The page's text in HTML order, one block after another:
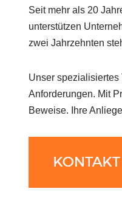
Seit mehr als 20
unterstützen
zwei Jahrzehnten
Unser spezialisiertes
Anforderungen. Mit
Beweise. Ihre